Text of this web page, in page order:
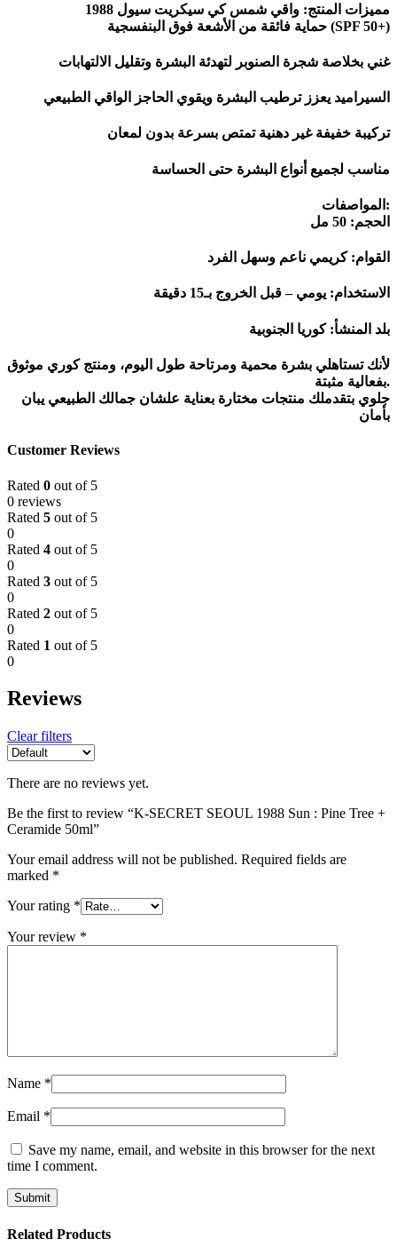
مميزات المنتج: واقي شمس كي سيكريت سيول 1988
حماية فائقة من الأشعة فوق البنفسجية (SPF 50+)
غني بخلاصة شجرة الصنوبر لتهدئة البشرة وتقليل الالتهابات
السيراميد يعزز ترطيب البشرة ويقوي الحاجز الواقي الطبيعي
تركيبة خفيفة غير دهنية تمتص بسرعة بدون لمعان
مناسب لجميع أنواع البشرة حتى الحساسة
المواصفات:
الحجم: 50 مل
القوام: كريمي ناعم وسهل الفرد
الاستخدام: يومي – قبل الخروج بـ15 دقيقة
بلد المنشأ: كوريا الجنوبية
لأنك تستاهلي بشرة محمية ومرتاحة طول اليوم، ومنتج كوري موثوق
بفعالية مثبتة.
جلوي بتقدملك منتجات مختارة بعناية علشان جمالك الطبيعي يبان
بأمان
Customer Reviews
Rated 0 out of 5
0 reviews
Rated 5 out of 5
0
Rated 4 out of 5
0
Rated 3 out of 5
0
Rated 2 out of 5
0
Rated 1 out of 5
0
Reviews
Clear filters
There are no reviews yet.
Be the first to review “K-SECRET SEOUL 1988 Sun : Pine Tree +
Ceramide 50ml”
Your email address will not be published. Required fields are
marked *
Your rating *
Your review *
Name *
Email *
Save my name, email, and website in this browser for the next
time I comment.
Related Products